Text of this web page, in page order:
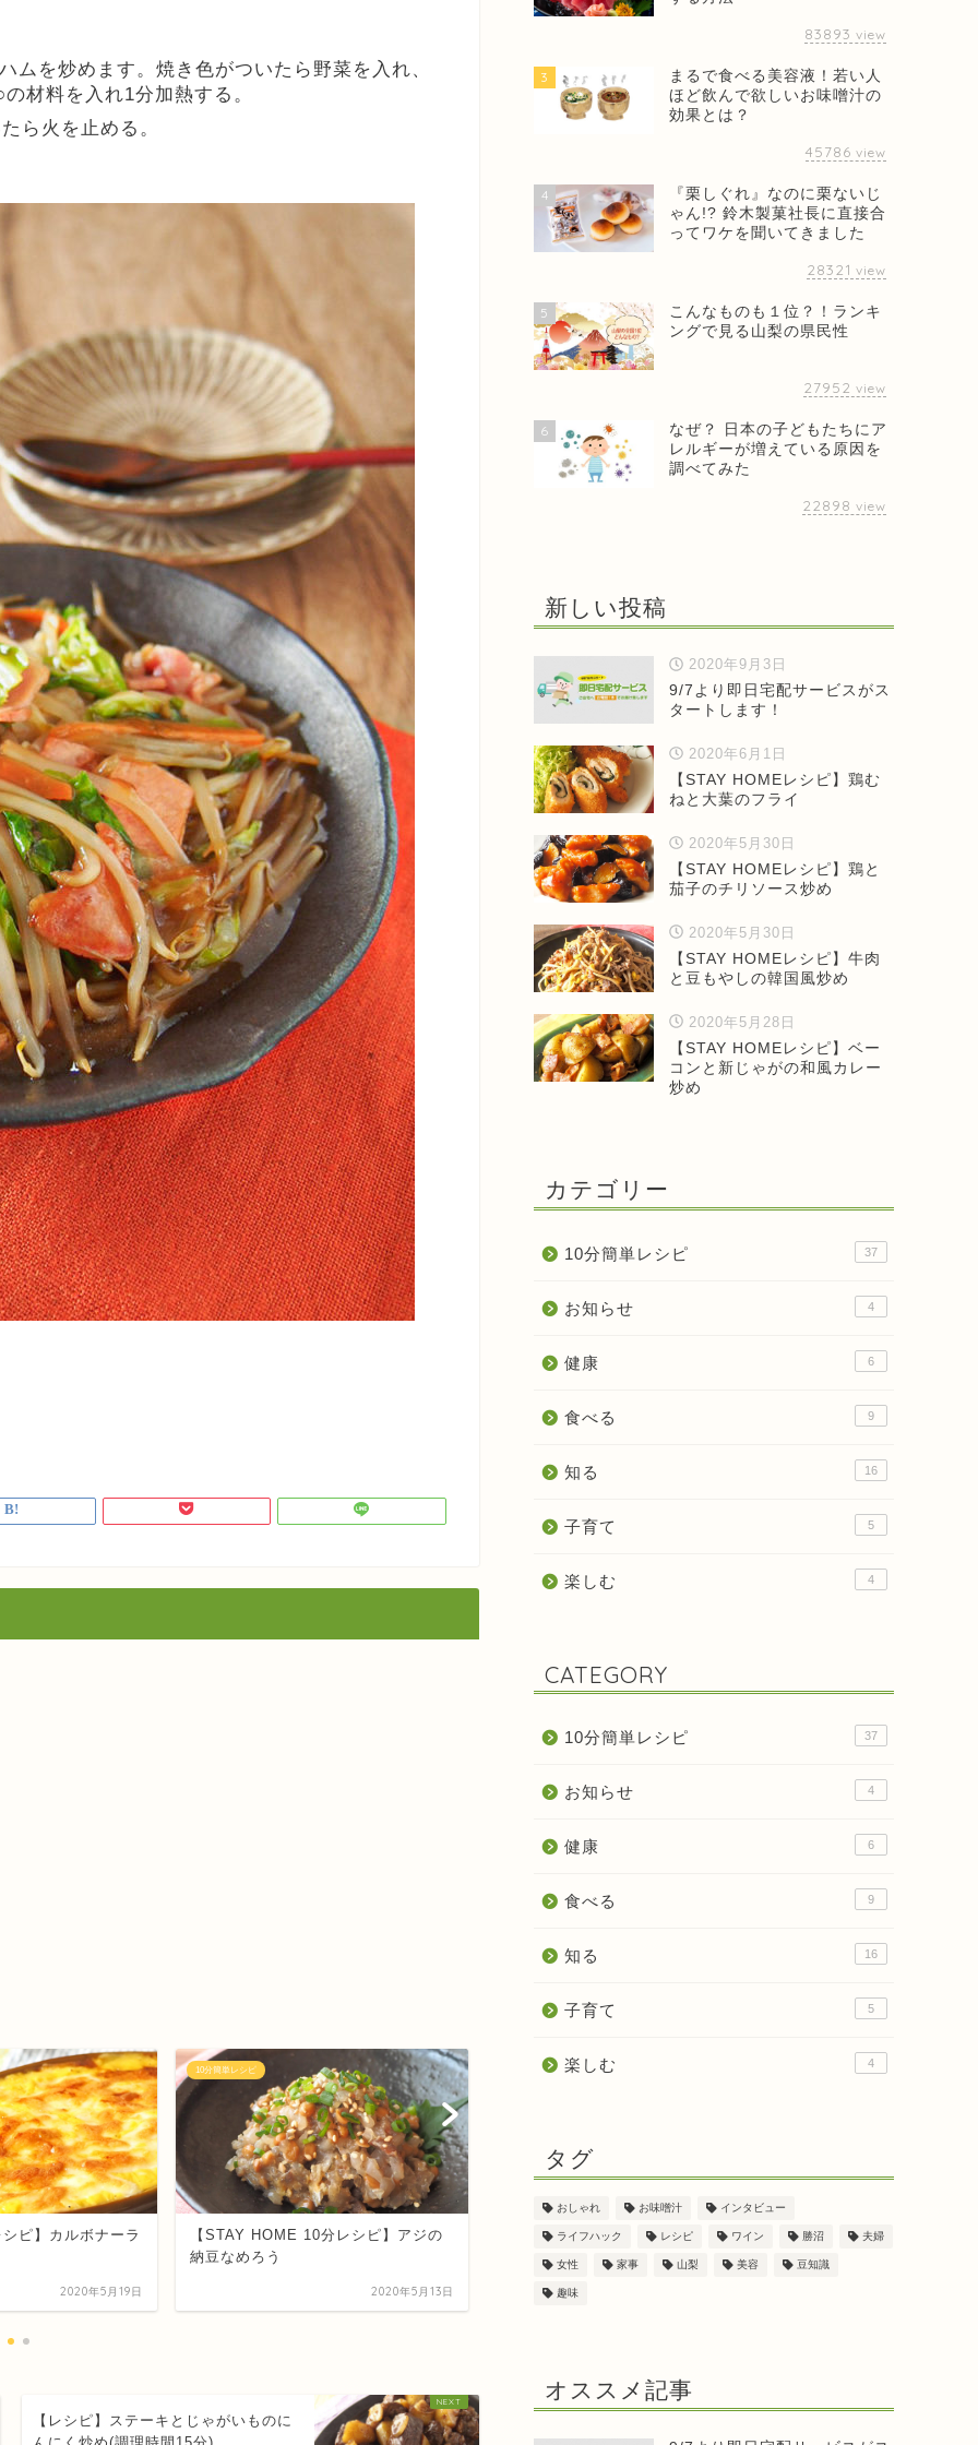
ムを炒めます。焼き色がついたら野菜を入れ、
材料を入れ1分加熱する。
ら火を止める。
ピ】カルボナーラ
2020年5月19日
10分簡単レシピ
【STAY HOME 10分レシピ】アジの
納豆なめろう
2020年5月13日
10分簡単レシピ
【STAY HOME 10分レシピ】エビシ
ュウマイと青梗菜の塩炒め
10分簡単レシピ
【STAY HOMEレシピ
ドリア
【レシピ】ステーキとじゃがいものに
83893 view
3
まるで食べる美容液！若い人
ほど飲んで欲しいお味噌汁の
効果とは？
45786 view
4
『栗しぐれ』なのに栗ないじ
ゃん!? 鈴木製菓社長に直接合
ってワケを聞いてきました
28321 view
5
こんなものも１位？！ランキ
ングで見る山梨の県民性
27952 view
6
なぜ？ 日本の子どもたちにア
レルギーが増えている原因を
調べてみた
22898 view
新しい投稿
2020年9月3日
9/7より即日宅配サービスがス
タートします！
2020年6月1日
【STAY HOMEレシピ】鶏む
ねと大葉のフライ
2020年5月30日
【STAY HOMEレシピ】鶏と
茄子のチリソース炒め
2020年5月30日
【STAY HOMEレシピ】牛肉
と豆もやしの韓国風炒め
2020年5月28日
【STAY HOMEレシピ】ベー
コンと新じゃがの和風カレー
炒め
カテゴリー
10分簡単レシピ 37
お知らせ 4
健康 6
食べる 9
知る 16
子育て 5
楽しむ 4
CATEGORY
10分簡単レシピ 37
お知らせ 4
健康 6
食べる 9
知る 16
子育て 5
楽しむ 4
タグ
おしゃれ お味噌汁 インタビュー
ライフハック レシピ ワイン 勝沼 夫婦
女性 家事 山梨 美容 豆知識
趣味
オススメ記事